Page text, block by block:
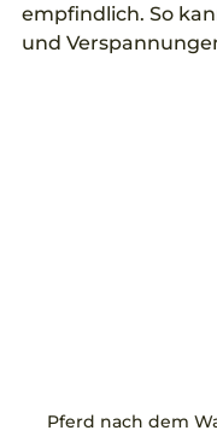
empfindlich. So
und
Pferd nach dem